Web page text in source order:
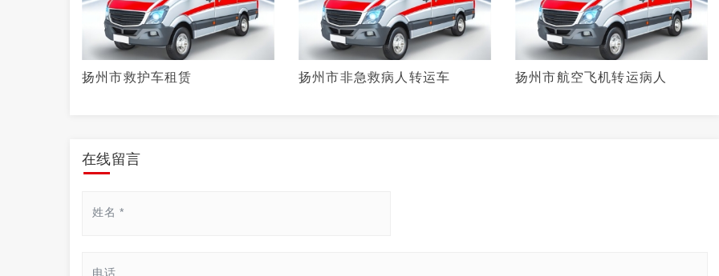
扬州市救护车租赁 扬州市非急救病人转运车 扬州市航空飞机转运病人
在线留言